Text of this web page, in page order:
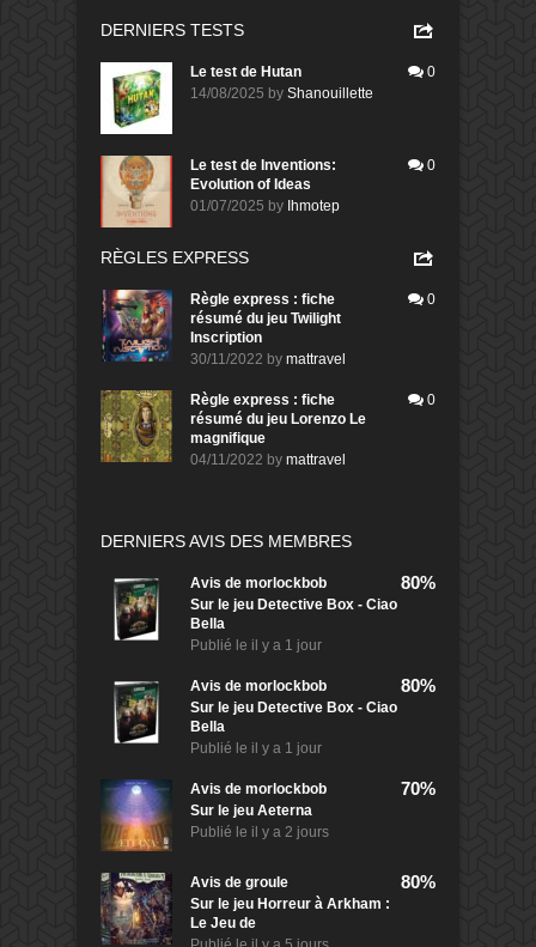
DERNIERS TESTS
Le test de Hutan
14/08/2025 by Shanouillette
0
Le test de Inventions:
Evolution of Ideas
01/07/2025 by Ihmotep
0
RÈGLES EXPRESS
Règle express : fiche
résumé du jeu Twilight
Inscription
30/11/2022 by mattravel
0
Règle express : fiche
résumé du jeu Lorenzo Le
magnifique
04/11/2022 by mattravel
0
DERNIERS AVIS DES MEMBRES
Avis de morlockbob
Sur le jeu Detective Box - Ciao
Bella
Publié le il y a 1 jour
80%
Avis de morlockbob
Sur le jeu Detective Box - Ciao
Bella
Publié le il y a 1 jour
80%
Avis de morlockbob
Sur le jeu Aeterna
Publié le il y a 2 jours
70%
Avis de groule
Sur le jeu Horreur à Arkham :
Le Jeu de
80%